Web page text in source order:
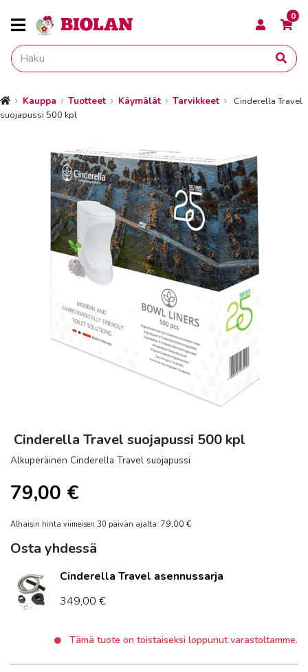
0
EtusivuKauppa Tuotteet Käymälät Tarvikkeet
Cinderella Travel
suojapussi 500 kpl
Cinderella Travel suojapussi 500 kpl
Alkuperäinen Cinderella Travel suojapussi
79,00 €
Alhaisin hinta viimeisen 30 päivän ajalta: 79,00€
Osta yhdessä
Cinderella Travel asennussarja
349,00 €
Tämä tuote on toistaiseksi loppunut varastoltamme.